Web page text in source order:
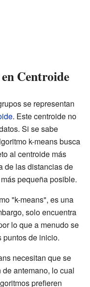
Centroide
se representan
. Este centroide no
Si se sabe
k-means busca
al centroide más
de las distancias de
pequeña posible.
"k-means", es una
solo encuentra
lo que a menudo se
puntos de inicio.
necesitan que se
antemano, lo cual
prefieren